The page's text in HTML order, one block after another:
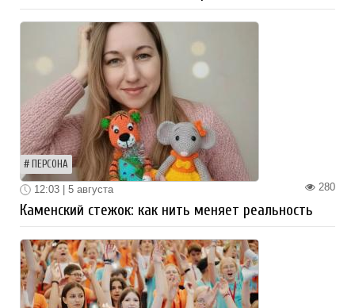
ПЕРСОНА
280
12:03 | 5 августа
Каменский стежок: как нить меняет реальность